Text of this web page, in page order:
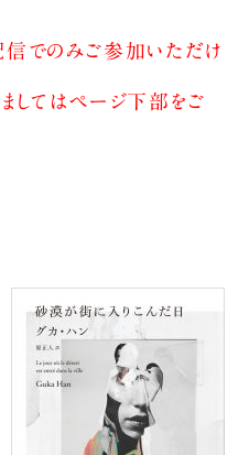
信でのみご参加いただけ
ましてはページ下部をご